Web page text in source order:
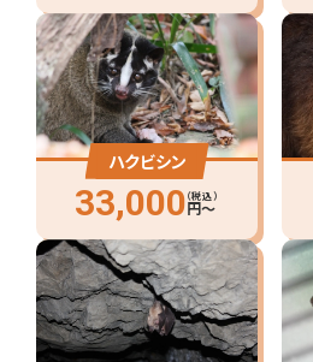
ハクビシン
33,000（税込）
円〜